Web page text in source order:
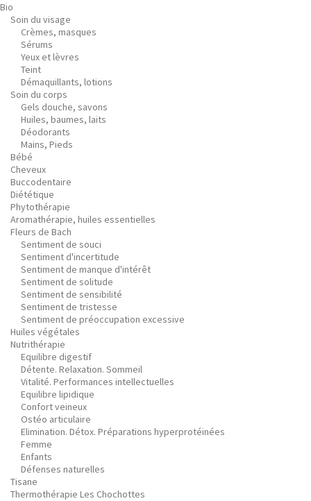
Bio
Soin du visage
Crèmes, masques
Sérums
Yeux et lèvres
Teint
Démaquillants, lotions
Soin du corps
Gels douche, savons
Huiles, baumes, laits
Déodorants
Mains, Pieds
Bébé
Cheveux
Buccodentaire
Diététique
Phytothérapie
Aromathérapie, huiles essentielles
Fleurs de Bach
Sentiment de souci
Sentiment d'incertitude
Sentiment de manque d'intérêt
Sentiment de solitude
Sentiment de sensibilité
Sentiment de tristesse
Sentiment de préoccupation excessive
Huiles végétales
Nutrithérapie
Equilibre digestif
Détente. Relaxation. Sommeil
Vitalité. Performances intellectuelles
Equilibre lipidique
Confort veineux
Ostéo articulaire
Elimination. Détox. Préparations hyperprotéinées
Femme
Enfants
Défenses naturelles
Tisane
Thermothérapie Les Chochottes